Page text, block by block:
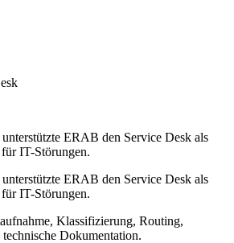
ERAB den Service Desk als
IT-Störungen.
ERAB den Service Desk als
IT-Störungen.
Klassifizierung, Routing,
Dokumentation.